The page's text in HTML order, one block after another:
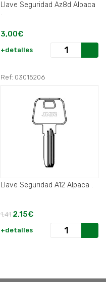
Llave Seguridad Az8d Alpaca
.
3,00€
+detalles
Ref: 03015206
Llave Seguridad A12 Alpaca .
1,41 2,15€
+detalles